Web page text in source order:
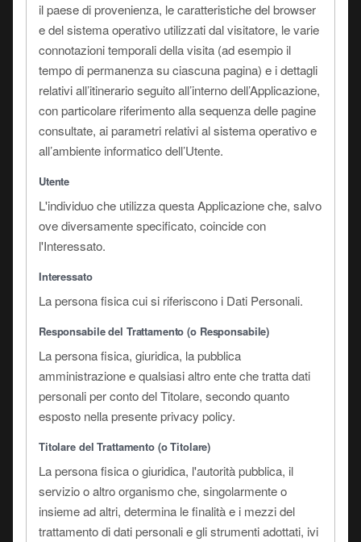
il paese di provenienza, le caratteristiche del browser
e del sistema operativo utilizzati dal visitatore, le varie
connotazioni temporali della visita (ad esempio il
tempo di permanenza su ciascuna pagina) e i dettagli
relativi all’itinerario seguito all’interno dell’Applicazione,
con particolare riferimento alla sequenza delle pagine
consultate, ai parametri relativi al sistema operativo e
all’ambiente informatico dell’Utente.
Utente
L'individuo che utilizza questa Applicazione che, salvo
ove diversamente specificato, coincide con
l'Interessato.
Interessato
La persona fisica cui si riferiscono i Dati Personali.
Responsabile del Trattamento (o Responsabile)
La persona fisica, giuridica, la pubblica
amministrazione e qualsiasi altro ente che tratta dati
personali per conto del Titolare, secondo quanto
esposto nella presente privacy policy.
Titolare del Trattamento (o Titolare)
La persona fisica o giuridica, l'autorità pubblica, il
servizio o altro organismo che, singolarmente o
insieme ad altri, determina le finalità e i mezzi del
trattamento di dati personali e gli strumenti adottati, ivi